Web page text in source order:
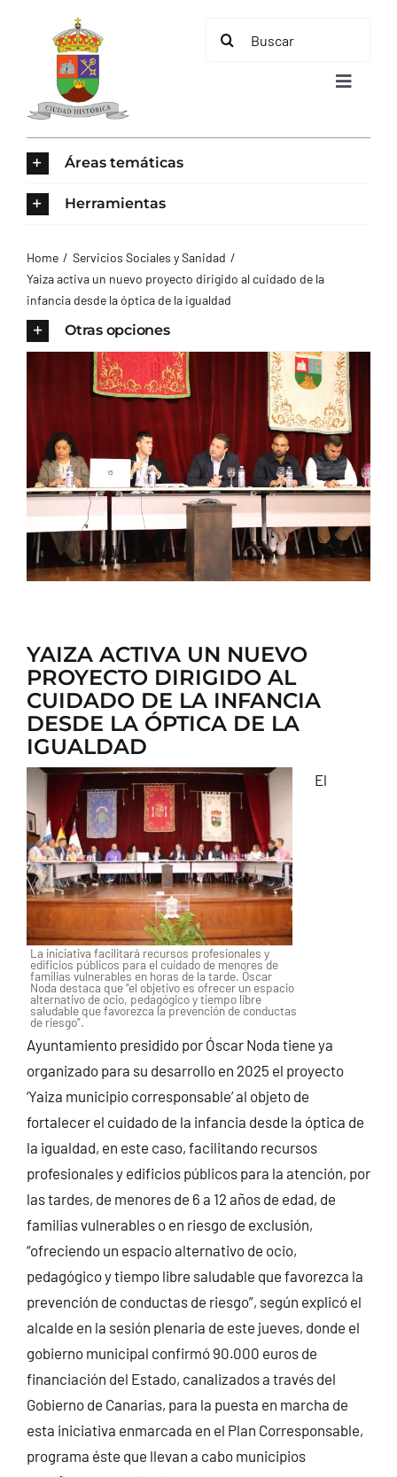
contenido
Buscar:
Toggle
AYUNTAMIENTO
Áreas temáticas
Herramientas
Home
Servicios Sociales y Sanidad
Yaiza activa un nuevo proyecto dirigido al cuidado de la
infancia desde la óptica de la igualdad
Otras opciones
YAIZA ACTIVA UN NUEVO
PROYECTO DIRIGIDO AL
CUIDADO DE LA INFANCIA
DESDE LA ÓPTICA DE LA
IGUALDAD
La iniciativa facilitará recursos profesionales y
edificios públicos para el cuidado de menores de
familias vulnerables en horas de la tarde. Óscar
Noda destaca que “el objetivo es ofrecer un espacio
alternativo de ocio, pedagógico y tiempo libre
saludable que favorezca la prevención de conductas
de riesgo”.
El
Ayuntamiento presidido por Óscar Noda tiene ya
organizado para su desarrollo en 2025 el proyecto
‘Yaiza municipio corresponsable’ al objeto de
fortalecer el cuidado de la infancia desde la óptica de
la igualdad, en este caso, facilitando recursos
profesionales y edificios públicos para la atención, por
las tardes, de menores de 6 a 12 años de edad, de
familias vulnerables o en riesgo de exclusión,
“ofreciendo un espacio alternativo de ocio,
pedagógico y tiempo libre saludable que favorezca la
prevención de conductas de riesgo”, según explicó el
alcalde en la sesión plenaria de este jueves, donde el
gobierno municipal confirmó 90.000 euros de
financiación del Estado, canalizados a través del
Gobierno de Canarias, para la puesta en marcha de
esta iniciativa enmarcada en el Plan Corresponsable,
programa éste que llevan a cabo municipios